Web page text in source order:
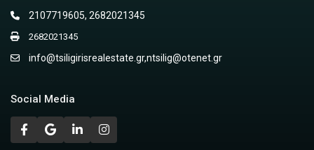
2107719605, 2682021345
2682021345
info@tsiligirisrealestate.gr,ntsilig@otenet.gr
Social Media